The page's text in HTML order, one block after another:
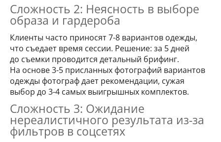
Сложность 2: Неясность в выборе
образа и гардероба
Клиенты часто приносят 7-8 вариантов одежды,
что съедает время сессии. Решение: за 5 дней
до съемки проводится детальный брифинг.
На основе 3-5 присланных фотографий вариантов
одежды фотограф дает рекомендации, сужая
выбор до 3-4 самых выигрышных комплектов.
Сложность 3: Ожидание
нереалистичного результата из-за
фильтров в соцсетях